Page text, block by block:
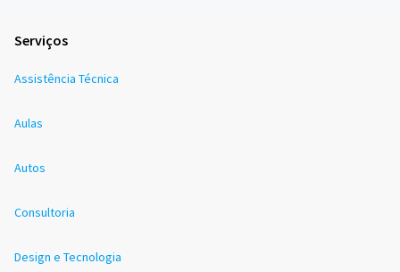
Serviços
Assistência Técnica
Aulas
Autos
Consultoria
Design e Tecnologia